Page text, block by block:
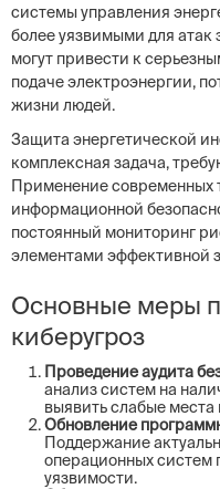
системы управления
более уязвимыми для
могут привести к
подаче электроэнергии,
жизни людей.
Защита энергетической
комплексная задача,
Применение современных
информационной
постоянный мониторинг
элементами эффективной
Основные меры
киберугроз
Проведение аудита
анализ систем на
выявить слабые места
Обновление
Поддержание
операционных систем
уязвимости.